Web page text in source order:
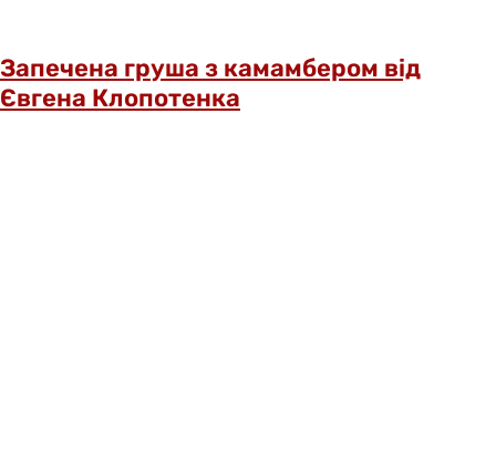
Запечена груша з камамбером від
Євгена Клопотенка